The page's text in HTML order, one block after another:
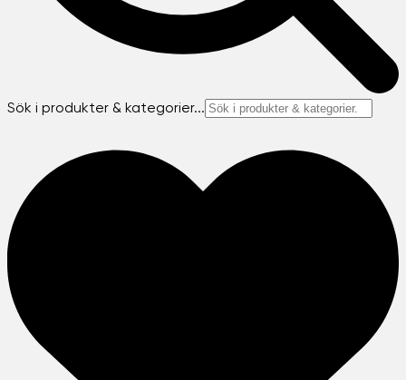
Sök i produkter & kategorier...